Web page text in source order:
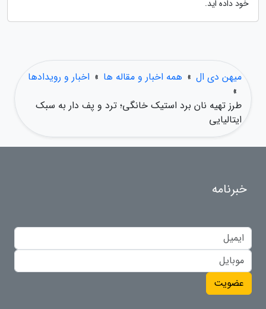
خود داده اید.
میهن دی ال » همه اخبار و مقاله ها » اخبار و رویدادها
»
طرز تهیه نان برد استیک خانگی؛ ترد و پف دار به سبک
ایتالیایی
خبرنامه
عضویت